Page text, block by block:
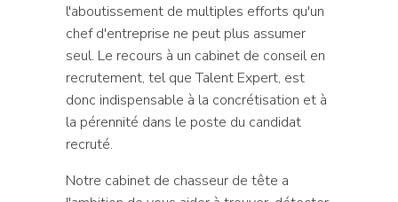
l'aboutissement de multiples efforts qu'un
chef d'entreprise ne peut plus assumer
seul. Le recours à un cabinet de conseil en
recrutement, tel que Talent Expert, est
donc indispensable à la concrétisation et à
la pérennité dans le poste du candidat
recruté.
Notre cabinet de chasseur de tête a